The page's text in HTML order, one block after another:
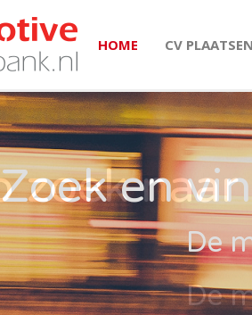
HOME CV PLAATSEN
Zoek en
De